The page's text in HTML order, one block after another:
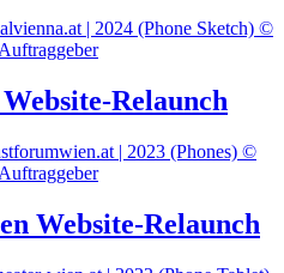
Relaunch
Website-Relaunch